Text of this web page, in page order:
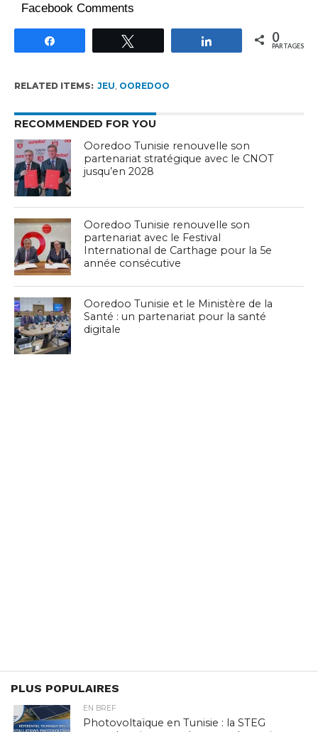
Facebook Comments
Partagez 0
PARTAGES
RELATED ITEMS: JEU, OOREDOO
RECOMMENDED FOR YOU
Ooredoo Tunisie renouvelle son
partenariat stratégique avec le CNOT
jusqu’en 2028
Ooredoo Tunisie renouvelle son
partenariat avec le Festival
International de Carthage pour la 5e
année consécutive
Ooredoo Tunisie et le Ministère de la
Santé : un partenariat pour la santé
digitale
PLUS POPULAIRES
EN BREF
Photovoltaïque en Tunisie : la STEG